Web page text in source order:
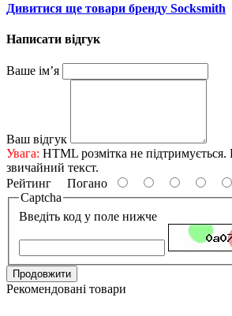
Дивитися ще товари бренду Socksmith
Написати відгук
Ваше ім’я
Ваш відгук
Увага: HTML розмітка не
звичайний текст.
Рейтинг Погано
Captcha
Введіть код у поле нижче
Продовжити
Рекомендовані товари